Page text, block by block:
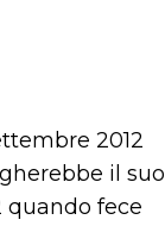
2012
il suo
quando fece